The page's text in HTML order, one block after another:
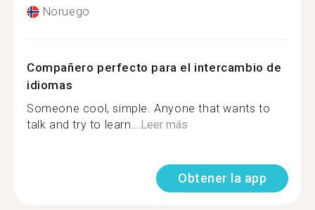
Noruego
Compañero perfecto para el intercambio de
idiomas
Someone cool, simple. Anyone that wants to
talk and try to learn...Leer más
Obtener la app